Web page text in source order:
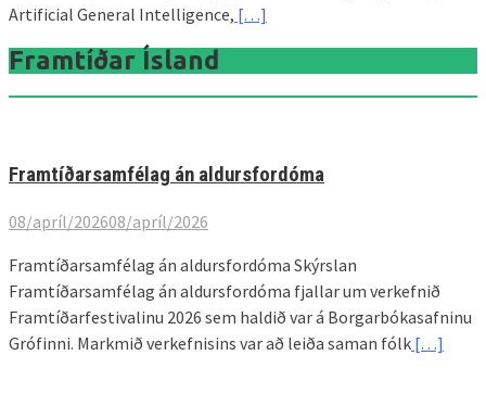
Artificial General Intelligence, […]
Framtíðar Ísland
Framtíðarsamfélag án aldursfordóma
08/apríl/202608/apríl/2026
Framtíðarsamfélag án aldursfordóma Skýrslan
Framtíðarsamfélag án aldursfordóma fjallar um verkefnið
Framtíðarfestivalinu 2026 sem haldið var á Borgarbókasafninu
Grófinni. Markmið verkefnisins var að leiða saman fólk […]